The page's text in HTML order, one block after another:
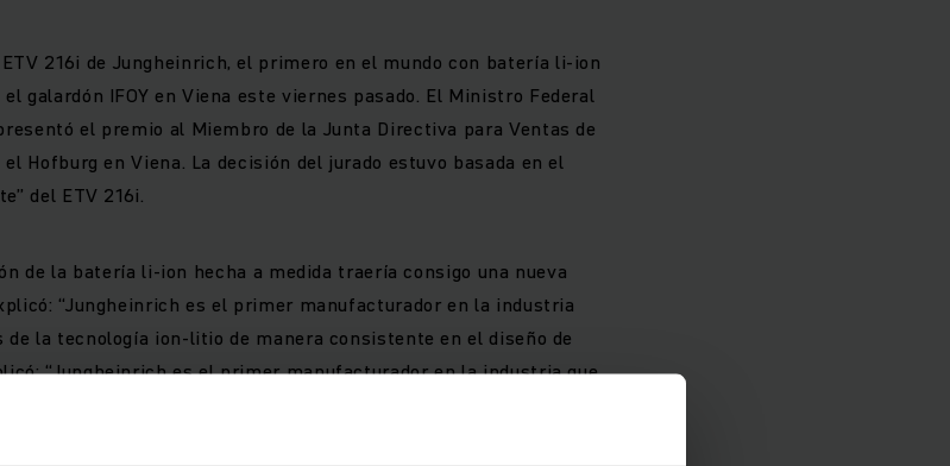
216i de Jungheinrich, el primero en el mundo con batería li-ion
galardón IFOY en Viena este viernes pasado. El Ministro Federal
el premio al Miembro de la Junta Directiva para Ventas de
Hofburg en Viena. La decisión del jurado estuvo basada en el
del ETV 216i.
de la batería li-ion hecha a medida traería consigo una nueva
“Jungheinrich es el primer manufacturador en la industria
la tecnología ion-litio de manera consistente en el diseño de
“Jungheinrich es el primer manufacturador en la industria que
ion-litio integrada, hace del ETV 216i el montacarga más